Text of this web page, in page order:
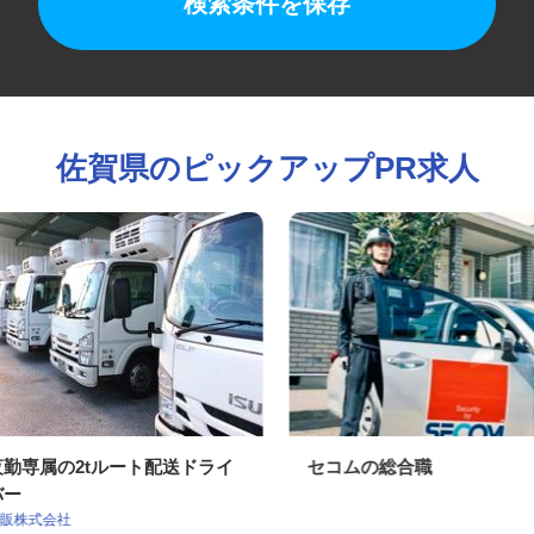
検索条件を保存
佐賀県のピックアップPR求人
勤専属の2tルート配送ドライ
ー